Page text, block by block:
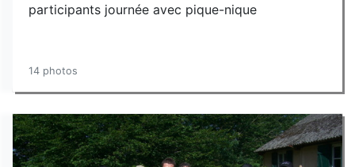
participants journée avec pique-nique
14 photos